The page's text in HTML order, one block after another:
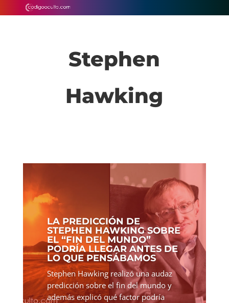
Stephen
Hawking
LA PREDICCIÓN DE
STEPHEN HAWKING SOBRE
EL “FIN DEL MUNDO”
PODRÍA LLEGAR ANTES DE
LO QUE PENSÁBAMOS
Stephen Hawking realizó una audaz
predicción sobre el fin del mundo y
además explicó qué factor podría